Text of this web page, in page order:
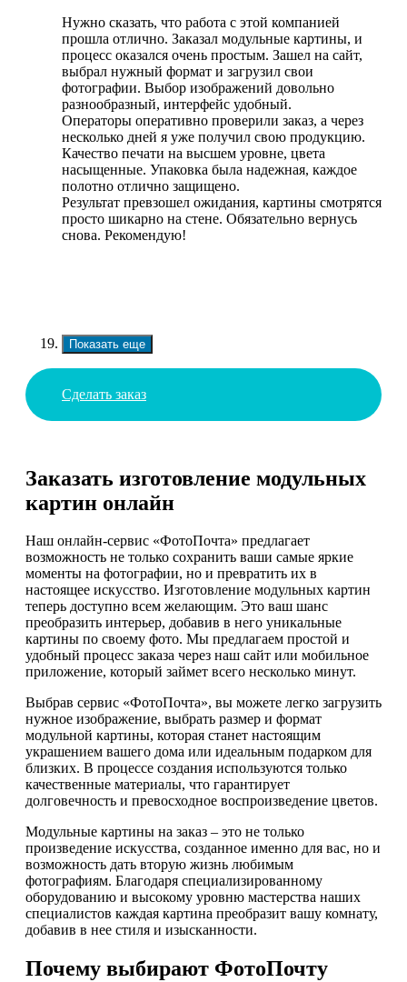
Нужно сказать, что работа с этой компанией
прошла отлично. Заказал модульные картины, и
процесс оказался очень простым. Зашел на сайт,
выбрал нужный формат и загрузил свои
фотографии. Выбор изображений довольно
разнообразный, интерфейс удобный.
Операторы оперативно проверили заказ, а через
несколько дней я уже получил свою продукцию.
Качество печати на высшем уровне, цвета
насыщенные. Упаковка была надежная, каждое
полотно отлично защищено.
Результат превзошел ожидания, картины смотрятся
просто шикарно на стене. Обязательно вернусь
снова. Рекомендую!
Показать еще
Сделать заказ
Заказать изготовление модульных
картин онлайн
Наш онлайн-сервис «ФотоПочта» предлагает
возможность не только сохранить ваши самые яркие
моменты на фотографии, но и превратить их в
настоящее искусство. Изготовление модульных картин
теперь доступно всем желающим. Это ваш шанс
преобразить интерьер, добавив в него уникальные
картины по своему фото. Мы предлагаем простой и
удобный процесс заказа через наш сайт или мобильное
приложение, который займет всего несколько минут.
Выбрав сервис «ФотоПочта», вы можете легко загрузить
нужное изображение, выбрать размер и формат
модульной картины, которая станет настоящим
украшением вашего дома или идеальным подарком для
близких. В процессе создания используются только
качественные материалы, что гарантирует
долговечность и превосходное воспроизведение цветов.
Модульные картины на заказ – это не только
произведение искусства, созданное именно для вас, но и
возможность дать вторую жизнь любимым
фотографиям. Благодаря специализированному
оборудованию и высокому уровню мастерства наших
специалистов каждая картина преобразит вашу комнату,
добавив в нее стиля и изысканности.
Почему выбирают ФотоПочту